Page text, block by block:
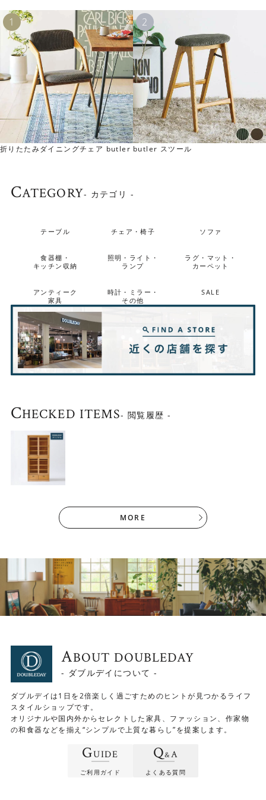
折りたたみダイニングチェア butler butler スツール
CATEGORY- カテゴリ -
テーブル チェア・椅子 ソファ
食器棚・
キッチン収納
照明・ライト・
ランプ
ラグ・マット・
カーペット
アンティーク
家具
時計・ミラー・
その他
SALE
CHECKED ITEMS- 閲覧履歴 -
MORE
ABOUT DOUBLEDAY
- ダブルデイについて -
ダブルデイは1日を2倍楽しく過ごすためのヒントが見つかるライフ
スタイルショップです。
オリジナルや国内外からセレクトした家具、ファッション、作家物
の和食器などを揃え“シンプルで上質な暮らし”を提案します。
GUIDE
ご利用ガイド
Q&A
よくある質問